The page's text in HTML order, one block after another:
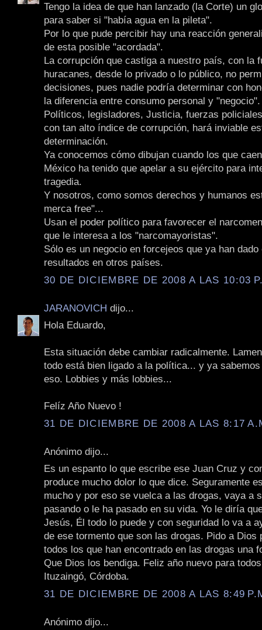
Tengo la idea de que han lanzado (la Corte) un
para saber si "había agua en la pileta".
Por lo que pude percibir hay una reacción
de esta posible "acordada".
La corrupción que castiga a nuestro país, con la
huracanes, desde lo privado o lo público, no
decisiones, pues nadie podría determinar con
la diferencia entre consumo personal y "negocio".
Políticos, legisladores, Justicia, fuerzas
con tan alto índice de corrupción, hará inviable
determinación.
Ya conocemos cómo dibujan cuando los que
México ha tenido que apelar a su ejército para
tragedia.
Y nosotros, como somos derechos y humanos
merca free"...
Usan el poder político para favorecer el
que le interesa a los "narcomayoristas".
Sólo es un negocio en forcejeos que ya han
resultados en otros países.
30 DE DICIEMBRE DE 2008 A LAS 10:03
JARANOVICH dijo...
Hola Eduardo,
Esta situación debe cambiar radicalmente.
todo está bien ligado a la política... y ya
eso. Lobbies y más lobbies...
Felíz Año Nuevo !
31 DE DICIEMBRE DE 2008 A LAS 8:17
Anónimo dijo...
Es un espanto lo que escribe ese Juan Cruz y
produce mucho dolor lo que dice. Seguramente
mucho y por eso se vuelca a las drogas, vaya a
pasando o le ha pasado en su vida. Yo le diría
Jesús, Él todo lo puede y con seguridad lo va a
de ese tormento que son las drogas. Pido a Dios
todos los que han encontrado en las drogas una
Que Dios los bendiga. Feliz año nuevo para
Ituzaingó, Córdoba.
31 DE DICIEMBRE DE 2008 A LAS 8:49
Anónimo dijo...